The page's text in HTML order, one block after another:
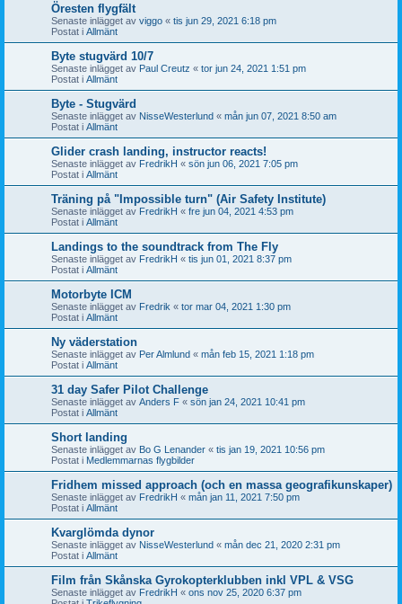
Öresten flygfält
Senaste inlägget av viggo « tis jun 29, 2021 6:18 pm
Postat i Allmänt
Byte stugvärd 10/7
Senaste inlägget av Paul Creutz « tor jun 24, 2021 1:51 pm
Postat i Allmänt
Byte - Stugvärd
Senaste inlägget av NisseWesterlund « mån jun 07, 2021 8:50 am
Postat i Allmänt
Glider crash landing, instructor reacts!
Senaste inlägget av FredrikH « sön jun 06, 2021 7:05 pm
Postat i Allmänt
Träning på "Impossible turn" (Air Safety Institute)
Senaste inlägget av FredrikH « fre jun 04, 2021 4:53 pm
Postat i Allmänt
Landings to the soundtrack from The Fly
Senaste inlägget av FredrikH « tis jun 01, 2021 8:37 pm
Postat i Allmänt
Motorbyte ICM
Senaste inlägget av Fredrik « tor mar 04, 2021 1:30 pm
Postat i Allmänt
Ny väderstation
Senaste inlägget av Per Almlund « mån feb 15, 2021 1:18 pm
Postat i Allmänt
31 day Safer Pilot Challenge
Senaste inlägget av Anders F « sön jan 24, 2021 10:41 pm
Postat i Allmänt
Short landing
Senaste inlägget av Bo G Lenander « tis jan 19, 2021 10:56 pm
Postat i Medlemmarnas flygbilder
Fridhem missed approach (och en massa geografikunskaper)
Senaste inlägget av FredrikH « mån jan 11, 2021 7:50 pm
Postat i Allmänt
Kvarglömda dynor
Senaste inlägget av NisseWesterlund « mån dec 21, 2020 2:31 pm
Postat i Allmänt
Film från Skånska Gyrokopterklubben inkl VPL & VSG
Senaste inlägget av FredrikH « ons nov 25, 2020 6:37 pm